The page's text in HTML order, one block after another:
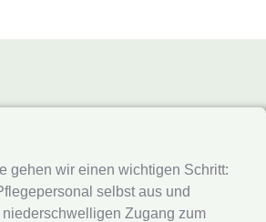
gehen wir einen wichtigen Schritt:
selbst aus und
Zugang zum